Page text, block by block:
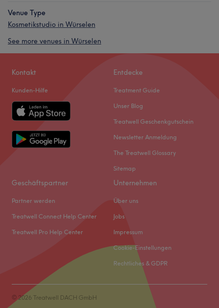
Venue Type
Kosmetikstudio in Würselen
See more venues in Würselen
Kontakt
Kunden-Hilfe
Entdecke
Treatment Guide
Unser Blog
Treatwell Geschenkgutschein
Newsletter Anmeldung
The Treatwell Glossary
Sitemap
Geschäftspartner
Partner werden
Treatwell Connect Help Center
Treatwell Pro Help Center
Unternehmen
Über uns
Jobs
Impressum
Cookie-Einstellungen
Rechtliches & GDPR
© 2026 Treatwell DACH GmbH